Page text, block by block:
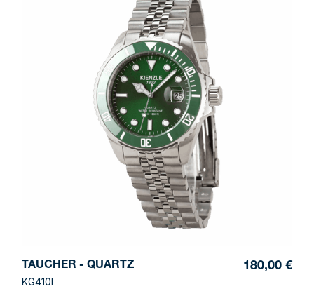
TAUCHER - QUARTZ
KG410I
180,00 €